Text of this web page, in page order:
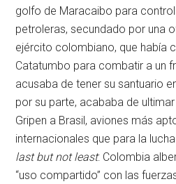
golfo de Maracaibo para
petroleras, secundado por una
ejército colombiano, que había
Catatumbo para combatir a un
acusaba de tener su santuario
por su parte, acababa de
Gripen a Brasil, aviones más
internacionales que para la
last but not least: Colombia
“uso compartido” con las